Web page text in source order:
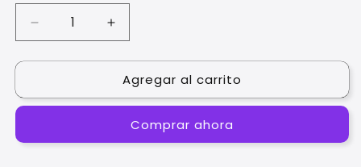
Reducir
cantidad
para
modelo
Aumentar
cantidad
para
Anteojos
modelo
Agregar al carrito
Comprar ahora